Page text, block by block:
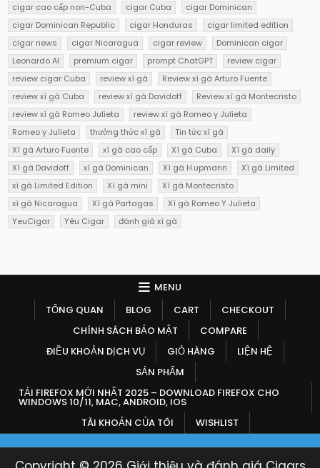
cigar cao cấp non-Cuba
cigar Cuba
cigar Dominican
cigar Dominican Republic
cigar Honduras
cigar limited edition
cigar news
cigar Nicaragua cigar review
Dominican cigar
Leonardo AI
premium cigar prompt ChatGPT
review cigar
review cigar Cuba
review xì gà
Review xì gà Arturo Fuente
review xì gà Cuba
review xì gà Davidoff
Review xì gà Montecristo
review xì gà Romeo Julieta
review xì gà Romeo y Julieta
Romeo y Julieta
thưởng thức xì gà
Tin tức xì gà
Xì gà Arturo Fuente
xì gà cao cấp Xì gà Cuba
Xì gà daily
Xì gà Davidoff
xì gà Dominican Xì gà H.upmann
Xì gà Limited
xì gà Limited Edition
Xì gà mini
Xì gà Montecristo
xì gà Nicaragua
Xì gà Partagas
Xì gà Romeo Y Julieta
YeuCigar
Yêu Cigar đánh giá xì gà
MENU
TỔNG QUAN
BLOG CART
CHECKOUT
CHÍNH SÁCH BẢO MẬT
COMPARE
ĐIỀU KHOẢN DỊCH VỤ
GIỎ HÀNG
LIỆN HỆ
SẢN PHẨM
TẢI FIREFOX MỚI NHẤT 2025 – DOWNLOAD FIREFOX CHO
WINDOWS 10/11, MAC, ANDROID, IOS
TÀI KHOẢN CỦA TÔI
WISHLIST